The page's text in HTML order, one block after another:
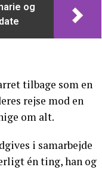
og
tilbage som en
rejse mod en
om alt.
i samarbejde
én ting, han og